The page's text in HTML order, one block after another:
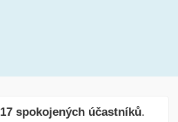
17 spokojených účastníků.